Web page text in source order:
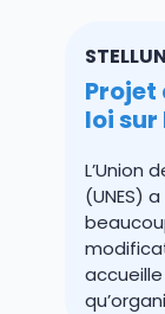
loi sur
L’Union
(UNES)